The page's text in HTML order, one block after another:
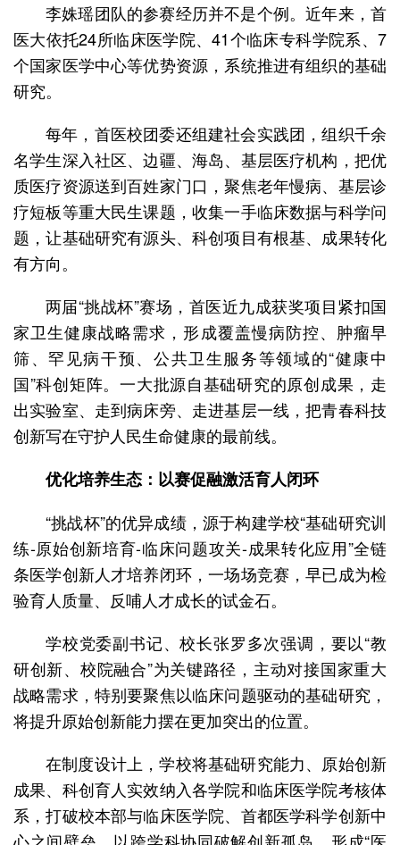
李姝瑶团队的参赛经历并不是个例。近年来，首
医大依托24所临床医学院、41个临床专科学院系、7
个国家医学中心等优势资源，系统推进有组织的基础
研究。
每年，首医校团委还组建社会实践团，组织千余
名学生深入社区、边疆、海岛、基层医疗机构，把优
质医疗资源送到百姓家门口，聚焦老年慢病、基层诊
疗短板等重大民生课题，收集一手临床数据与科学问
题，让基础研究有源头、科创项目有根基、成果转化
有方向。
两届“挑战杯”赛场，首医近九成获奖项目紧扣国
家卫生健康战略需求，形成覆盖慢病防控、肿瘤早
筛、罕见病干预、公共卫生服务等领域的“健康中
国”科创矩阵。一大批源自基础研究的原创成果，走
出实验室、走到病床旁、走进基层一线，把青春科技
创新写在守护人民生命健康的最前线。
优化培养生态：以赛促融激活育人闭环
“挑战杯”的优异成绩，源于构建学校“基础研究训
练-原始创新培育-临床问题攻关-成果转化应用”全链
条医学创新人才培养闭环，一场场竞赛，早已成为检
验育人质量、反哺人才成长的试金石。
学校党委副书记、校长张罗多次强调，要以“教
研创新、校院融合”为关键路径，主动对接国家重大
战略需求，特别要聚焦以临床问题驱动的基础研究，
将提升原始创新能力摆在更加突出的位置。
在制度设计上，学校将基础研究能力、原始创新
成果、科创育人实效纳入各学院和临床医学院考核体
系，打破校本部与临床医学院、首都医学科学创新中